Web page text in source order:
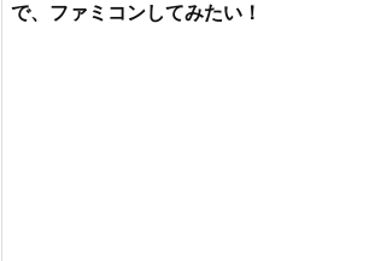
で、ファミコンしてみたい！